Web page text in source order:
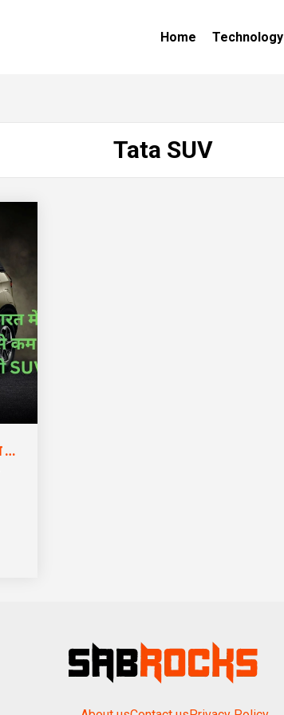
Home Technology
Tata SUV
Tata Nexon Pure+ PS भारत में लॉन्च – 10 लाख रुपये से कम में पहली पैनोरमिक सनरूफ वाली SUV